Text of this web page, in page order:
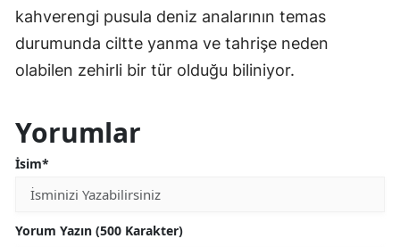
kahverengi pusula deniz analarının temas
durumunda ciltte yanma ve tahrişe neden
olabilen zehirli bir tür olduğu biliniyor.
Yorumlar
İsim*
Yorum Yazın (500 Karakter)